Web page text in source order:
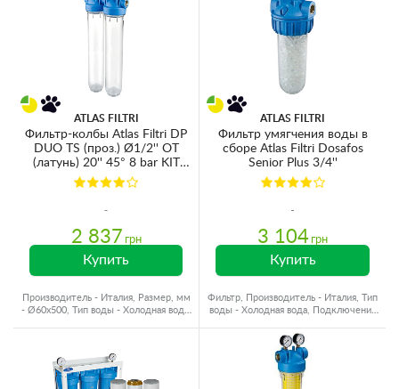
ATLAS FILTRI
Фильтр-колбы Atlas Filtri DP
DUO TS (проз.) Ø1/2'' OT
(латунь) 20'' 45° 8 bar KIT
ZA1391301
2 837 грн
Купить
Производитель - Италия, Размер, мм
- Ø60x500, Тип воды - Холодная вода,
ATLAS FILTRI
Фильтр умягчения воды в
сборе Atlas Filtri Dosafos
Senior Plus 3/4''
3 104 грн
Купить
Фильтр, Производитель - Италия, Тип
воды - Холодная вода, Подключение